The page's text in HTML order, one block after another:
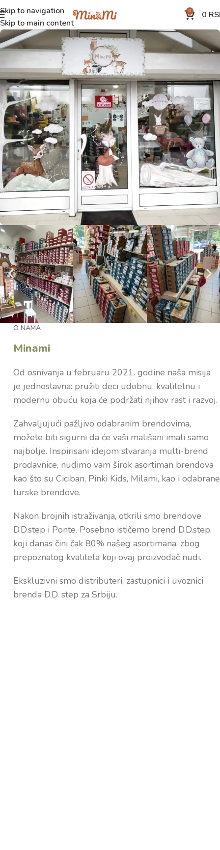
Skip to navigation
Skip to main content
0 0
O NAMA
Minami
Od osnivanja u februaru 2021. godine naša misija
je jednostavna: pružiti deci udobnu, kvalitetnu i
modernu obuću koja će podržati njihov rast i razvoj.
Zahvaljujući pažljivo odabranim brendovima,
možete biti sigurni da će vaši mališani imati samo
najbolje. Inspirisani idejom stvaranja multi-brend
prodavnice, nudimo vam širok asortiman brendova
kao što su Ciciban, Pinki Kids, Milami, kao i odabrane
turske brendove.
Nakon brojnih istraživanja, otkrili smo brendove
D.D.step i Ponte. Posebno ističemo brend D.D.step,
koji danas čini čak 80% našeg asortimana, zbog
prepoznatog kvaliteta koji ovaj proizvođač nudi.
Ekskluzivni smo distributeri, zastupnici i uvoznici
brenda D.D. step za Srbiju.